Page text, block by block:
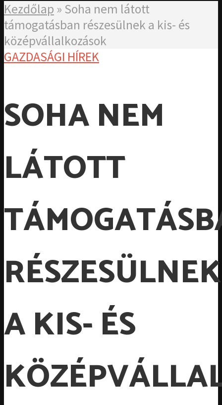
Kezdőlap » Soha nem látott
támogatásban részesülnek a kis- és
középvállalkozások
GAZDASÁGI HÍREK
SOHA NEM
LÁTOTT
RÉSZESÜLNEK
A KIS- ÉS